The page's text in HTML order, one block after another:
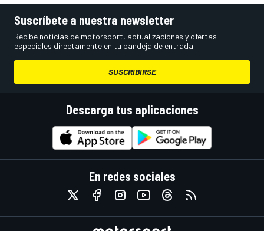
Suscríbete a nuestra newsletter
Recibe noticias de motorsport, actualizaciones y ofertas
especiales directamente en tu bandeja de entrada.
SUSCRIBIRSE
Descarga tus aplicaciones
En redes sociales